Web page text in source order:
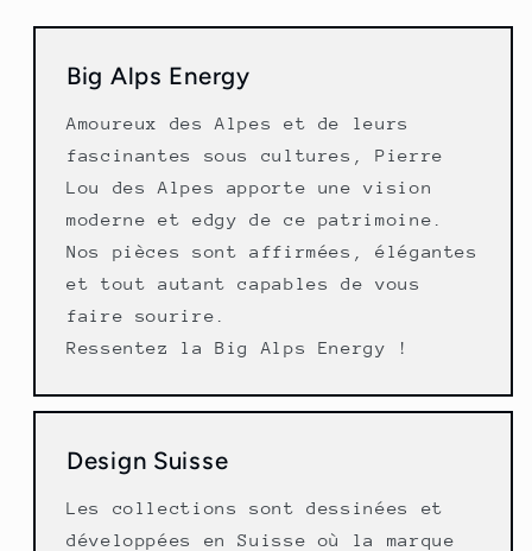
Big Alps Energy
Amoureux des Alpes et de leurs
fascinantes sous cultures, Pierre
Lou des Alpes apporte une vision
moderne et edgy de ce patrimoine.
Nos pièces sont affirmées, élégantes
et tout autant capables de vous
faire sourire.
Ressentez la Big Alps Energy !
Design Suisse
Les collections sont dessinées et
développées en Suisse où la marque